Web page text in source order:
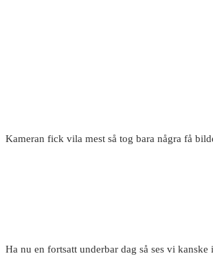
Kameran fick vila mest så tog bara några få
Ha nu en fortsatt underbar dag så ses vi